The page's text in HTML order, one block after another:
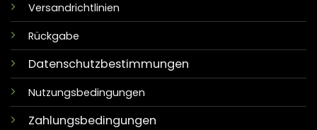
Versandrichtlinien
Rückgabe
Datenschutzbestimmungen
Nutzungsbedingungen
Zahlungsbedingungen